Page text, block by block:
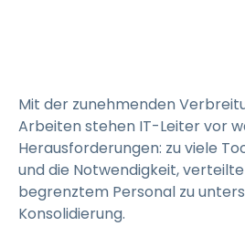
Mit der zunehmenden
Arbeiten stehen IT-Leiter vor
Herausforderungen: zu viele
und die Notwendigkeit,
begrenztem Personal zu
Konsolidierung.